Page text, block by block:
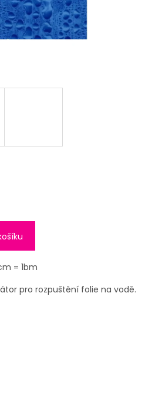
= 1bm
pro rozpuštění folie na vodě.